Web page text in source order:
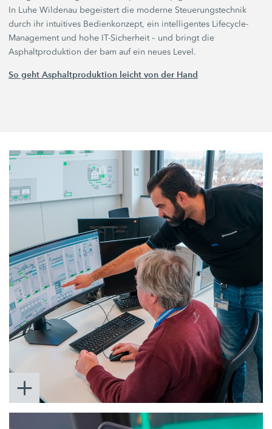
In Luhe Wildenau begeistert die moderne Steuerungstechnik
durch ihr intuitives Bedienkonzept, ein intelligentes Lifecycle-
Management und hohe IT-Sicherheit – und bringt die
Asphaltproduktion der bam auf ein neues Level.
So geht Asphaltproduktion leicht von der Hand